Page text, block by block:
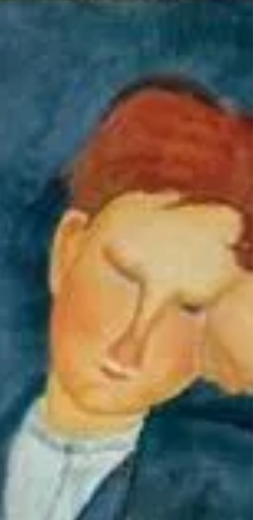
Incontri a volti coperti
di Francesca Locati "Praticare la psicoterapia
indossando una maschera è come leggere il
braille con i guanti" (Stephen, 2003) Da un
anno...